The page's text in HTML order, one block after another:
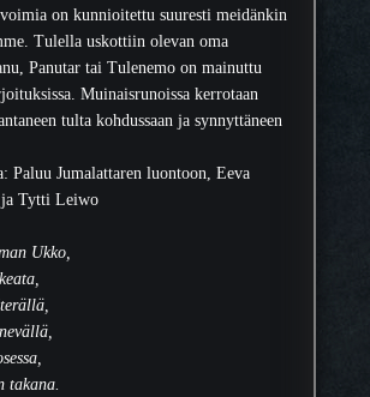
on kunnioitettu suuresti meidänkin
Tulella uskottiin olevan oma
Panutar tai Tulenemo on mainuttu
Muinaisrunoissa kerrotaan
tulta kohdussaan ja synnyttäneen
Paluu Jumalattaren luontoon, Eeva
Tytti Leiwo
Ukko,
takana.